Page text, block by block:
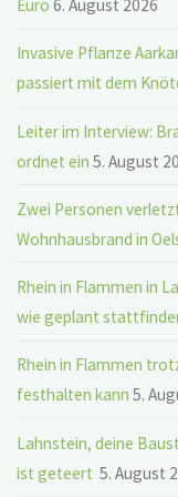
Euro 6. August 2026
Invasive Pflanze
passiert mit dem
Leiter im Interview:
ordnet ein 5. August
Zwei Personen
Wohnhausbrand in
Rhein in Flammen in
wie geplant
Rhein in Flammen
festhalten kann 5.
Lahnstein, deine
ist geteert 5. August